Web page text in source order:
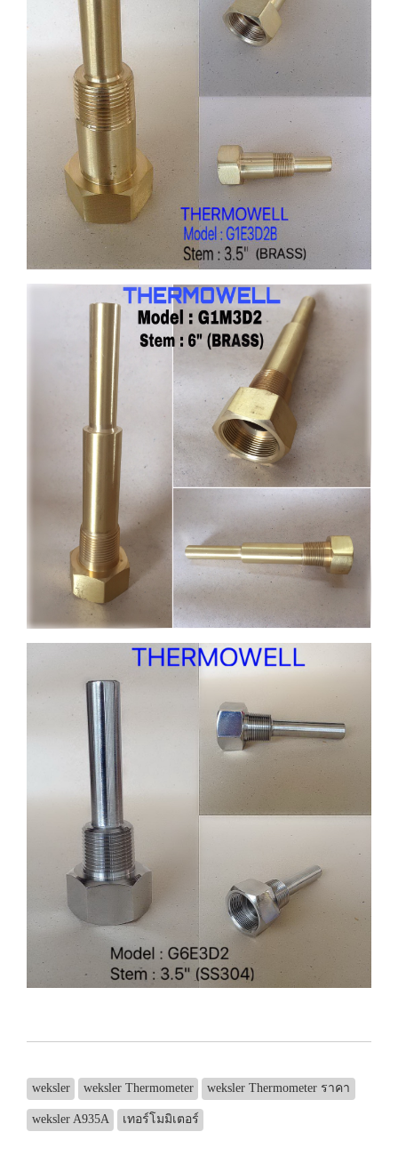
weksler weksler Thermometer weksler Thermometer ราคา
weksler A935A เทอร์โมมิเตอร์